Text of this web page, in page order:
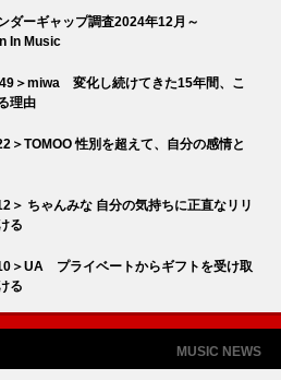
ダーギャップ調査2024年12月～
In Music
＞miwa 変化し続けてきた15年間、こ
理由
＞TOMOO 性別を超えて、自分の感情と
＞ ちゃんみな 自分の気持ちに正直なリリ
る
＞UA プライベートからギフトを受け取
る
MUSIC NEWS